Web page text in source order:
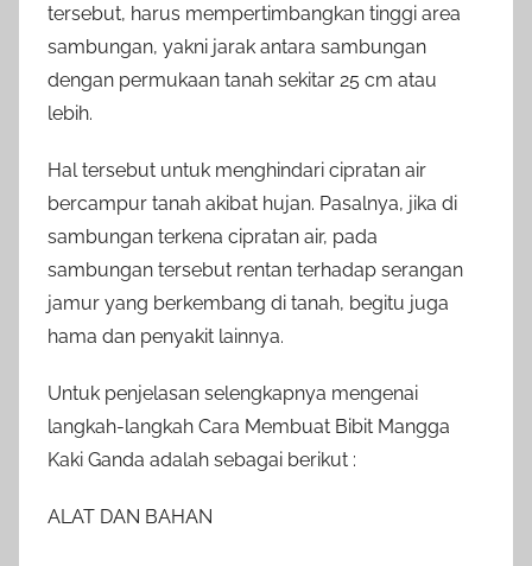
tersebut, harus mempertimbangkan tinggi area
sambungan, yakni jarak antara sambungan
dengan permukaan tanah sekitar 25 cm atau
lebih.
Hal tersebut untuk menghindari cipratan air
bercampur tanah akibat hujan. Pasalnya, jika di
sambungan terkena cipratan air, pada
sambungan tersebut rentan terhadap serangan
jamur yang berkembang di tanah, begitu juga
hama dan penyakit lainnya.
Untuk penjelasan selengkapnya mengenai
langkah-langkah Cara Membuat Bibit Mangga
Kaki Ganda adalah sebagai berikut :
ALAT DAN BAHAN